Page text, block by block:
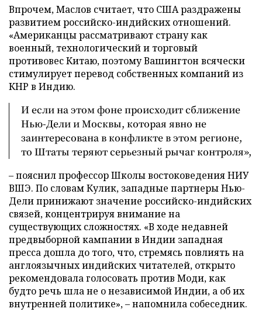
Впрочем, Маслов считает, что США раздражены
развитием российско-индийских отношений.
«Американцы рассматривают страну как
военный, технологический и торговый
противовес Китаю, поэтому Вашингтон всячески
стимулирует перевод собственных компаний из
КНР в Индию.
И если на этом фоне происходит сближение
Нью-Дели и Москвы, которая явно не
заинтересована в конфликте в этом регионе,
то Штаты теряют серьезный рычаг контроля»,
– пояснил профессор Школы востоковедения НИУ
ВШЭ. По словам Кулик, западные партнеры Нью-
Дели принижают значение российско-индийских
связей, концентрируя внимание на
существующих сложностях. «В ходе недавней
предвыборной кампании в Индии западная
пресса дошла до того, что, стремясь повлиять на
англоязычных индийских читателей, открыто
рекомендовала голосовать против Моди, как
будто речь шла не о независимой Индии, а об их
внутренней политике», – напомнила собеседник.